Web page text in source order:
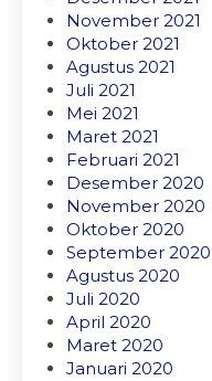
November 2021
Oktober 2021
Agustus 2021
Juli 2021
Mei 2021
Maret 2021
Februari 2021
Desember 2020
November 2020
Oktober 2020
September 2020
Agustus 2020
Juli 2020
April 2020
Maret 2020
Januari 2020